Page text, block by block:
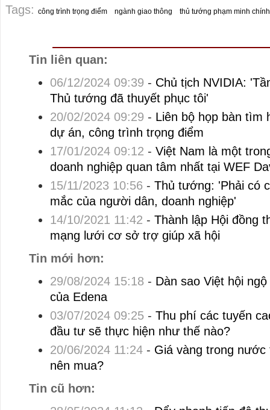
Tags: công trình trọng điểm ngành giao thông thủ tướng phạm minh chính
Tin liên quan:
06/12/2024 09:39 - Chủ tịch NVIDIA:
Thủ tướng đã thuyết phục tôi'
20/02/2024 09:29 - Liên bộ họp bàn tìm
dự án, công trình trọng điểm
17/01/2024 09:12 - Việt Nam là một
doanh nghiệp quan tâm nhất tại WEF
15/11/2023 10:56 - Thủ tướng: 'Phải có
mắc của người dân, doanh nghiệp'
14/10/2021 11:42 - Thành lập Hội đồng
mạng lưới cơ sở trợ giúp xã hội
Tin mới hơn:
29/08/2024 15:18 - Dàn sao Việt hội
của Edena
03/07/2024 09:25- Thu phí các tuyến
đầu tư sẽ thực hiện như thế nào?
20/06/2024 11:24- Giá vàng trong
nên mua?
Tin cũ hơn: